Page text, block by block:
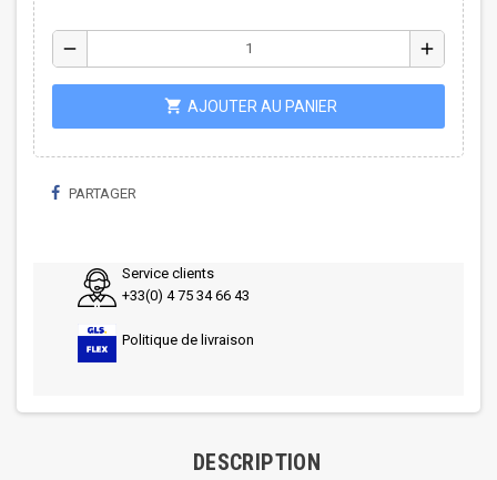
remove add
shopping_cart AJOUTER AU PANIER
PARTAGER
Service clients
+33(0) 4 75 34 66 43
Politique de livraison
DESCRIPTION